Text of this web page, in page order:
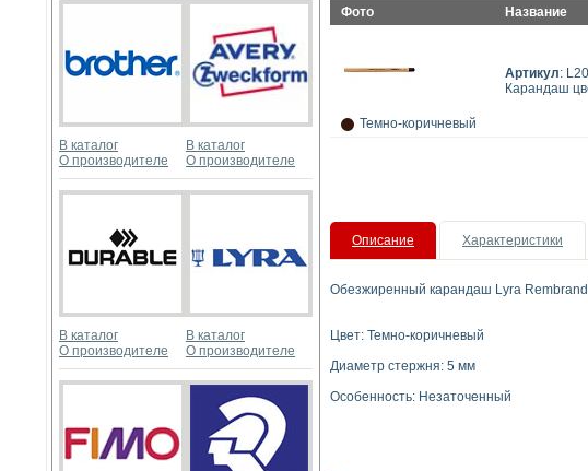
В каталог
О производителе
В каталог
О производителе
В каталог
О производителе
В каталог
О производителе
Фото Название
Темно-коричневый
Артикул:
Карандаш
Описание Характеристики
Обезжиренный карандаш Lyra
Цвет: Темно-коричневый
Диаметр стержня: 5 мм
Особенность: Незаточенный